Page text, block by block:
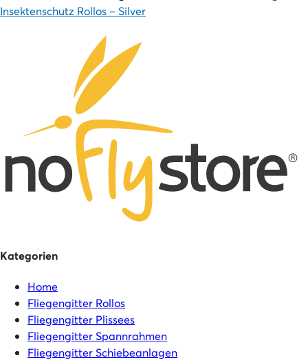
Insektenschutz Rollos – Silver
Kategorien
Home
Fliegengitter Rollos
Fliegengitter Plissees
Fliegengitter Spannrahmen
Fliegengitter Schiebeanlagen